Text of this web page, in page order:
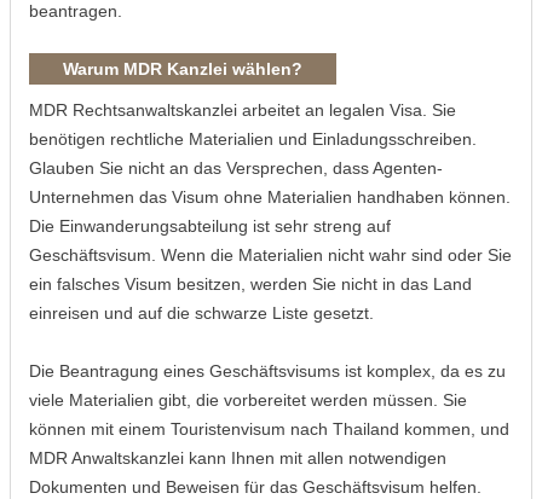
beantragen.
Warum MDR Kanzlei wählen?
MDR Rechtsanwaltskanzlei arbeitet an legalen Visa. Sie
benötigen rechtliche Materialien und Einladungsschreiben.
Glauben Sie nicht an das Versprechen, dass Agenten-
Unternehmen das Visum ohne Materialien handhaben können.
Die Einwanderungsabteilung ist sehr streng auf
Geschäftsvisum. Wenn die Materialien nicht wahr sind oder Sie
ein falsches Visum besitzen, werden Sie nicht in das Land
einreisen und auf die schwarze Liste gesetzt.
Die Beantragung eines Geschäftsvisums ist komplex, da es zu
viele Materialien gibt, die vorbereitet werden müssen. Sie
können mit einem Touristenvisum nach Thailand kommen, und
MDR Anwaltskanzlei kann Ihnen mit allen notwendigen
Dokumenten und Beweisen für das Geschäftsvisum helfen.